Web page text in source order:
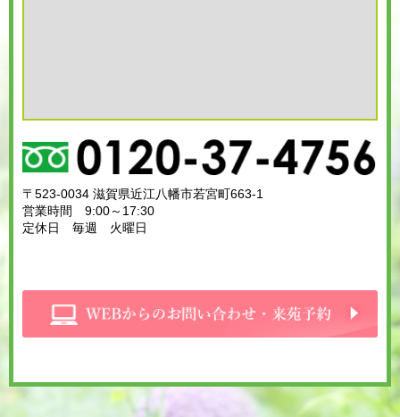
〒523-0034 滋賀県近江八幡市若宮町663-1
営業時間 9:00～17:30
定休日 毎週 火曜日